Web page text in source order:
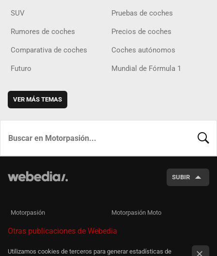
SUV Pruebas de coches
Rumores de coches Precios de coches
Comparativa de coches Coches autónomos
Futuro Mundial de Fórmula 1
VER MÁS TEMAS
SUBIR
Motorpasión Motorpasión Moto
Otras publicaciones de Webedia
Utilizamos cookies de terceros para generar estadísticas de